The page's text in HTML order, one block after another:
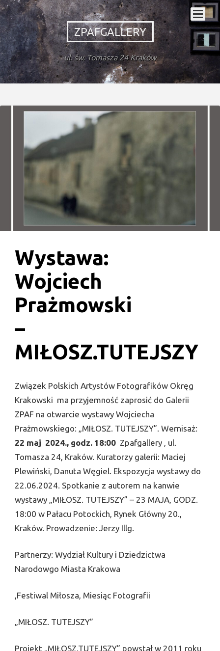
ZPAFGALLERY
ul. św. Tomasza 24 Kraków
Wystawa:
Wojciech
Prażmowski
–
MIŁOSZ.TUTEJSZY
Związek Polskich Artystów Fotografików Okręg
Krakowski ma przyjemność zaprosić do Galerii
ZPAF na otwarcie wystawy Wojciecha
Prażmowskiego: „MIŁOSZ. TUTEJSZY”. Wernisaż:
22 maj 2024., godz. 18:00 Zpafgallery , ul.
Tomasza 24, Kraków. Kuratorzy galerii: Maciej
Plewiński, Danuta Węgiel. Ekspozycja wystawy do
22.06.2024. Spotkanie z autorem na kanwie
wystawy „MIŁOSZ. TUTEJSZY” – 23 MAJA, GODZ.
18:00 w Pałacu Potockich, Rynek Główny 20.,
Kraków. Prowadzenie: Jerzy Illg.
Partnerzy: Wydział Kultury i Dziedzictwa
Narodowgo Miasta Krakowa
,Festiwal Miłosza, Miesiąc Fotografii
„MIŁOSZ. TUTEJSZY”
Projekt „MIŁOSZ.TUTEJSZY” powstał w 2011 roku